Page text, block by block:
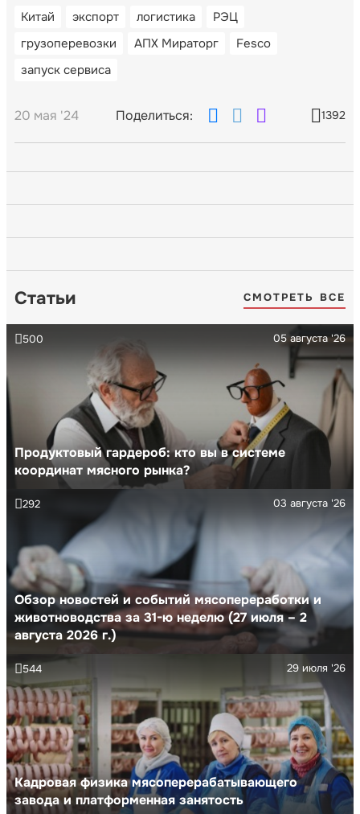
Китай экспорт логистика
РЭЦ
грузоперевозки
АПХ Мираторг
Fesco
запуск сервиса
20 мая '24 Поделиться: 1392
Статьи СМОТРЕТЬ ВСЕ
Продуктовый гардероб: кто вы в системе
координат мясного рынка?
05 августа '26
500
Обзор новостей и событий мясопереработки и
животноводства за 31-ю неделю (27 июля – 2
августа 2026 г.)
03 августа '26
292
Кадровая физика мясоперерабатывающего
завода и платформенная занятость
29 июля '26
544